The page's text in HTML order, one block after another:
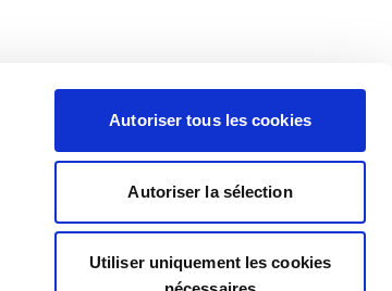
Autoriser tous les cookies
Autoriser la sélection
Utiliser uniquement les cookies